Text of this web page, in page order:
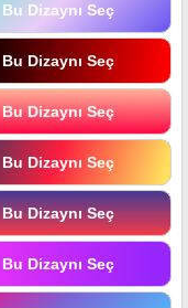
Bu Dizaynı Seç
Bu Dizaynı Seç
Bu Dizaynı Seç
Bu Dizaynı Seç
Bu Dizaynı Seç
Bu Dizaynı Seç